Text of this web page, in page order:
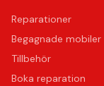
Reparationer
Begagnade mobiler
Tillbehör
Boka reparation